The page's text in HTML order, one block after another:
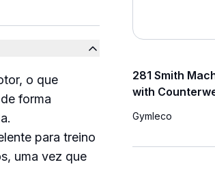
o que
forma
para treino
uma vez que
281 Smith
with
Gymleco